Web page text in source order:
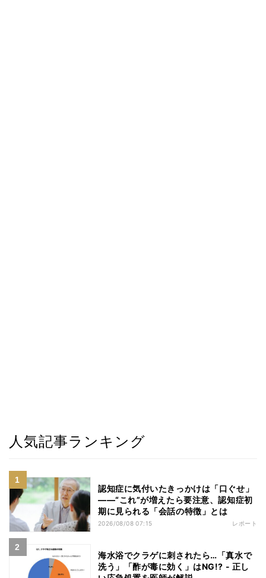
人気記事ランキング
認知症に気付いたきっかけは「口ぐせ」
――“これ”が増えたら要注意、認知症初
期に見られる「会話の特徴」とは
2026/08/08 07:15 レポート
海水浴でクラゲに刺されたら…「真水で
洗う」「酢が毒に効く」はNG!? - 正し